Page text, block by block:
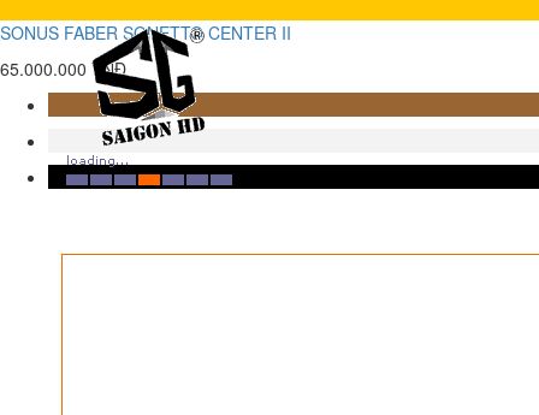
SONUS FABER SONETTO CENTER II
65.000.000 VNĐ